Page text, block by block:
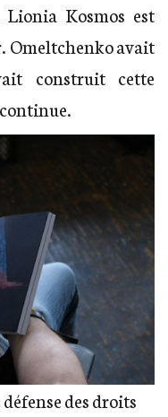
Kosmos est
Omeltchenko avait
construit cette
des droits